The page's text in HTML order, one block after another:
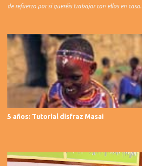
de refuerzo por si queréis trabajar con ellos en casa.
5 años: Tutorial disfraz Masai